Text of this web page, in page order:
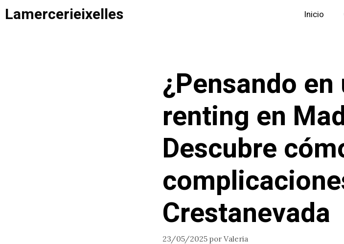
Saltar
alLamercerieixelles Inicio
¿Pensando
renting en
Descubre
Crestanevada
23/05/2025 por Valeria